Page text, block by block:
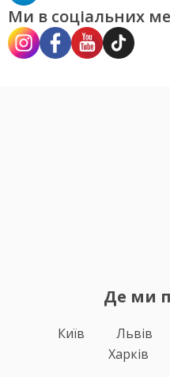
Ми в соціальних
Де ми
Київ Львів
Харків